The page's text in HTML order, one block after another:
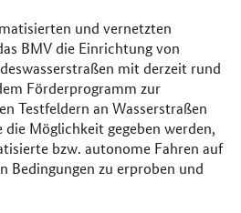
und vernetzten
BMV die Einrichtung von
mit derzeit rund
Förderprogramm zur
Testfeldern an Wasserstraßen
Möglichkeit gegeben werden,
bzw. autonome Fahren auf
Bedingungen zu erproben und